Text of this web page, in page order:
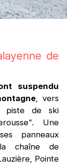
de
suspendu
, vers
piste de ski
Une
panneaux
la chaîne de
Pointe